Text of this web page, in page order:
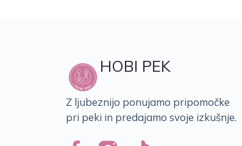
HOBI PEK
Z ljubeznijo ponujamo pripomočke
pri peki in predajamo svoje izkušnje.